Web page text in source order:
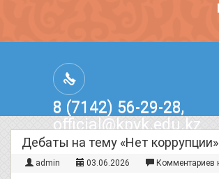
8 (7142) 56-29-28,
official@kpvk.edu.kz
г.Костанай, Проспект Кобыланды
Батыра, 3
Дебаты на тему «Нет коррупции»
admin 03.06.2026 Комментариев